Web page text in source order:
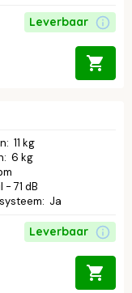
Leverbaar
: 11 kg
: 6 kg
- 71 dB
: Ja
Leverbaar